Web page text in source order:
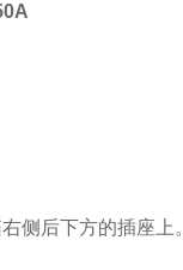
后下方的插座上